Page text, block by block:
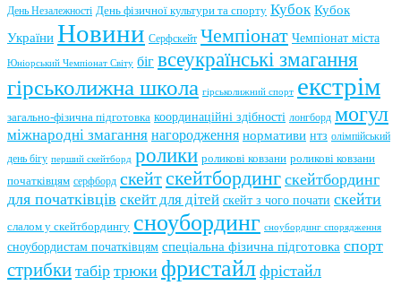
День Незалежності День фізичної культури та спорту Кубок Кубок
України Новини Серфскейт Чемпіонат Чемпіонат міста
Юніорський Чемпіонат Світу біг всеукраїнські змагання
гірськолижна школа гірськолижний спорт екстрім
загально-фізична підготовка координаційні здібності лонгборд могул
міжнародні змагання нагородження нормативи нтз олімпійський
день бігу перший скейтборд ролики роликові ковзани роликові ковзани
початківцям серфборд скейтскейтбординг скейтбординг
для початківців скейт для дітей скейт з чого почати скейти
слалом у скейтбордингу сноубординг сноубординг спорядження
сноубордистам початківцям спеціальна фізична підготовка спорт
стрибки табір трюки фристайл фрістайл